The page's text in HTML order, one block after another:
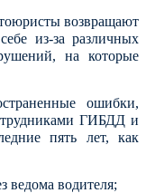
возвращают
из-за различных
на которые
ошибки,
ГИБДД и
пять лет, как
ведома водителя;